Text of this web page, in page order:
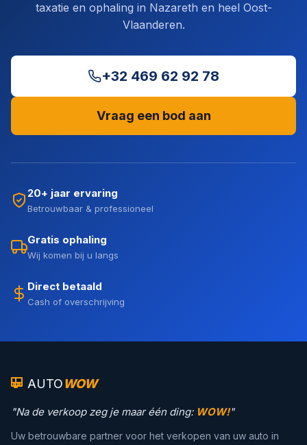
taxatie en ophaling in Nazareth en heel Oost-
Vlaanderen.
+32 469 62 92 78
Vraag een bod aan
20+ jaar ervaring
Betrouwbaar & professioneel
Gratis ophaling
Wij komen bij u langs
Direct betaald
Cash of overschrijving
AUTOWOW
"Na de verkoop zeg je maar één ding: WOW!"
Uw betrouwbare partner voor het verkopen van uw auto in